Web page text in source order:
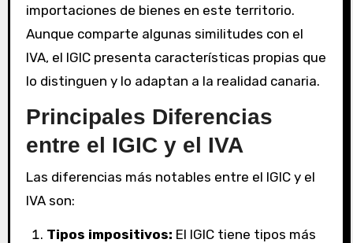
importaciones de bienes en este territorio.
Aunque comparte algunas similitudes con el
IVA, el IGIC presenta características propias que
lo distinguen y lo adaptan a la realidad canaria.
Principales Diferencias
entre el IGIC y el IVA
Las diferencias más notables entre el IGIC y el
IVA son:
Tipos impositivos: El IGIC tiene tipos más